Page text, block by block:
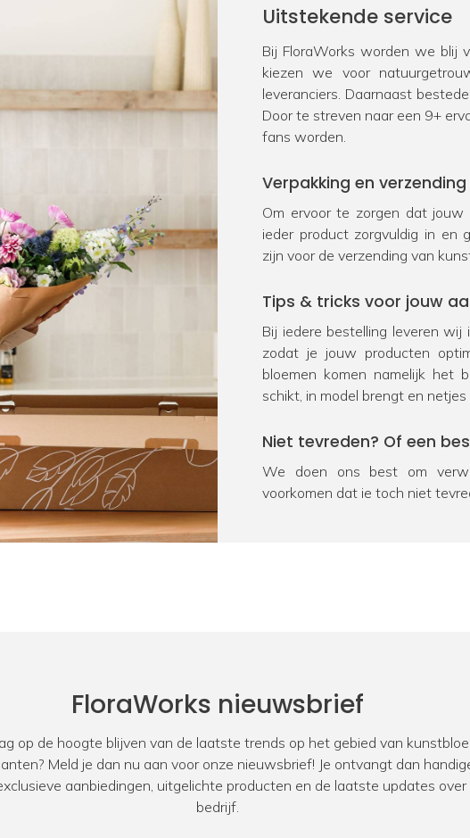
Uitstekende service
Bij FloraWorks worden we blij
kiezen we voor
leveranciers. Daarnaast
Door te streven naar een 9+
fans worden.
Verpakking en verzending
Om ervoor te zorgen dat
ieder product zorgvuldig in en
zijn voor de verzending van
Tips & tricks voor jouw
Bij iedere bestelling leveren wij
zodat je jouw producten
bloemen komen namelijk
schikt, in model brengt en netjes
Niet tevreden? Of een
We doen ons best om
voorkomen dat je toch niet
Bij FloraWorks hebben we
zakelijke klanten. Ook
designers. Ben jij op zoek
FloraWorks nieuwsbrief
op de hoogte blijven van de laatste trends op het gebied van
Meld je dan nu aan voor onze nieuwsbrief! Je ontvangt dan
aanbiedingen, uitgelichte producten en de laatste updates over
bedrijf.